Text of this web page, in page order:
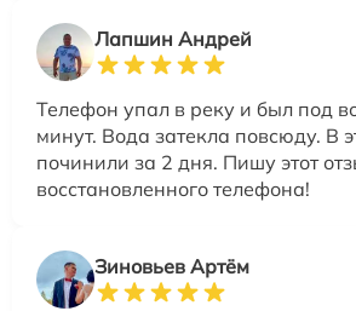
Лапшин Андрей
Телефон упал в реку и был под
минут. Вода затекла повсюду. В
починили за 2 дня. Пишу этот
восстановленного телефона!
Зиновьев Артём